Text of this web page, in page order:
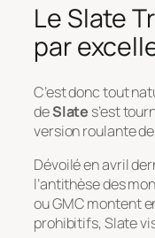
Le Slate
par
C’est donc tout
deSlate s’est
version roulante
Dévoilé en avril
l’antithèse des
ou GMC montent
prohibitifs, Slate